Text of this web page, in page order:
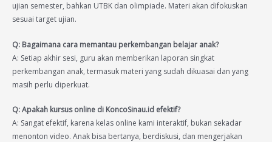
ujian semester, bahkan UTBK dan olimpiade. Materi akan difokuskan
sesuai target ujian.
Q: Bagaimana cara memantau perkembangan belajar anak?
A: Setiap akhir sesi, guru akan memberikan laporan singkat
perkembangan anak, termasuk materi yang sudah dikuasai dan yang
masih perlu diperkuat.
Q: Apakah kursus online di KoncoSinau.id efektif?
A: Sangat efektif, karena kelas online kami interaktif, bukan sekadar
menonton video. Anak bisa bertanya, berdiskusi, dan mengerjakan